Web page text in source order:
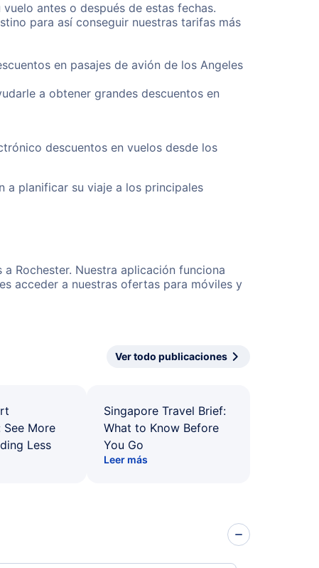
antes o después de estas fechas.
para así conseguir nuestras tarifas más
en pasajes de avión de los Angeles
a obtener grandes descuentos en
descuentos en vuelos desde los
a planificar su viaje a los principales
Rochester. Nuestra aplicación funciona
acceder a nuestras ofertas para móviles y
Ver todo publicaciones
See More
Less
Singapore Travel Brief:
What to Know Before
You Go
Leer más